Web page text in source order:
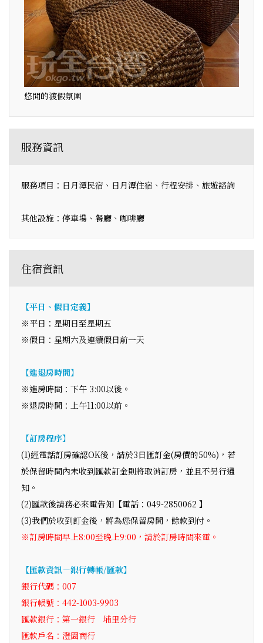
悠閒的渡假氛圍
服務資訊
服務項目：日月潭民宿、日月潭住宿、行程安排、旅遊諮詢
其他設施：停車場、餐廳、咖啡廳
住宿資訊
【平日、假日定義】
※平日：星期日至星期五
※假日：星期六及連續假日前一天
【進退房時間】
※進房時間：下午 3:00以後。
※退房時間：上午11:00以前。
【訂房程序】
(1)經電話訂房確認OK後，請於3日匯訂金(房價的50%)，若
於保留時間內未收到匯款訂金則將取消訂房，並且不另行通
知。
(2)匯款後請務必來電告知【電話：049-2850062 】
(3)我們於收到訂金後，將為您保留房間，餘款到付。
※訂房時間早上8:00至晚上9:00，請於訂房時間來電。
【匯款資訊－銀行轉帳/匯款】
銀行代碼：007
銀行帳號：442-1003-9903
匯款銀行：第一銀行 埔里分行
匯款戶名：澄園商行